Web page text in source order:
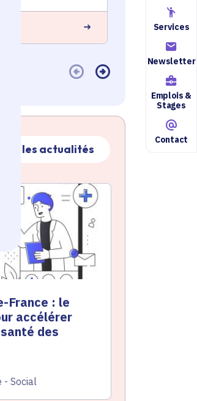
Services
Newsletter
Emplois &
Stages
Contact
En savoir plus
les actualités
France : le
accélérer
des
- Social